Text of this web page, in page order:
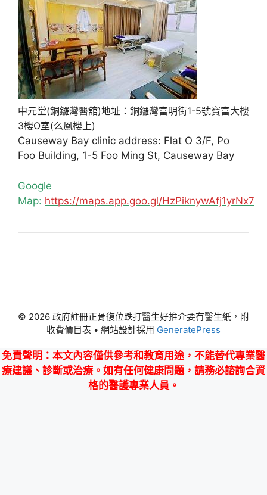
中元堂(銅鑼灣醫舘)地址：銅鑼灣富明街1-5號寶富大樓
3樓O室(么鳳樓上)
Causeway Bay clinic address: Flat O 3/F, Po
Foo Building, 1-5 Foo Ming St, Causeway Bay
Google
Map: https://maps.app.goo.gl/HzPiknywAfj1yrNx7
© 2026 政府註冊正骨復位跌打醫生好推介要有醫生紙，附
收費價目表 • 網站設計採用 GeneratePress
免責聲明 ：本文內容僅供參考和教育用途，不能替代專業醫
療建議、診斷或治療。如有任何健康問題，請務必諮詢合資
格的醫護專業人員。